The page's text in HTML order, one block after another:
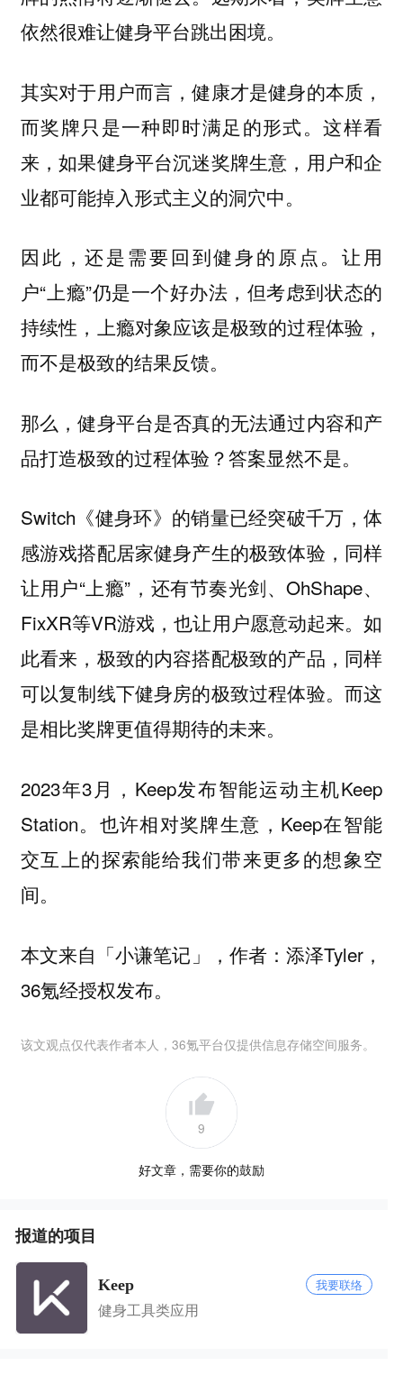
依然很难让健身平台跳出困境。
其实对于用户而言，健康才是健身的本质，
而奖牌只是一种即时满足的形式。这样看
来，如果健身平台沉迷奖牌生意，用户和企
业都可能掉入形式主义的洞穴中。
因此，还是需要回到健身的原点。让用
户“上瘾”仍是一个好办法，但考虑到状态的
持续性，上瘾对象应该是极致的过程体验，
而不是极致的结果反馈。
那么，健身平台是否真的无法通过内容和产
品打造极致的过程体验？答案显然不是。
Switch《健身环》的销量已经突破千万，体
感游戏搭配居家健身产生的极致体验，同样
让用户“上瘾”，还有节奏光剑、OhShape、
FixXR等VR游戏，也让用户愿意动起来。如
此看来，极致的内容搭配极致的产品，同样
可以复制线下健身房的极致过程体验。而这
是相比奖牌更值得期待的未来。
2023年3月，Keep发布智能运动主机Keep
Station。也许相对奖牌生意，Keep在智能
交互上的探索能给我们带来更多的想象空
间。
本文来自「小谦笔记」，作者：添泽Tyler，
36氪经授权发布。
该文观点仅代表作者本人，36氪平台仅提供信息存储空间服务。
9
好文章，需要你的鼓励
报道的项目
Keep 我要联络
健身工具类应用